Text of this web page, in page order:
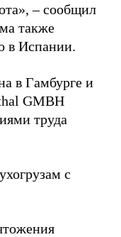
– сообщил
также
в Испании.
в Гамбурге и
GMBH
труда
с